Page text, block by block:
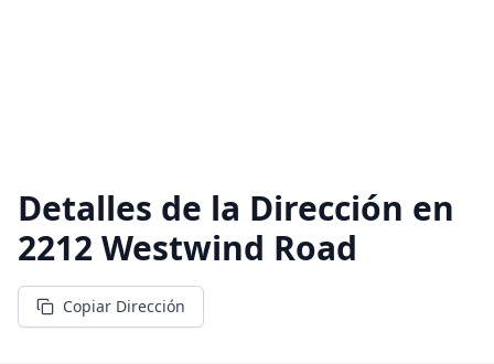
Detalles de la Dirección en
2212 Westwind Road
Copiar Dirección